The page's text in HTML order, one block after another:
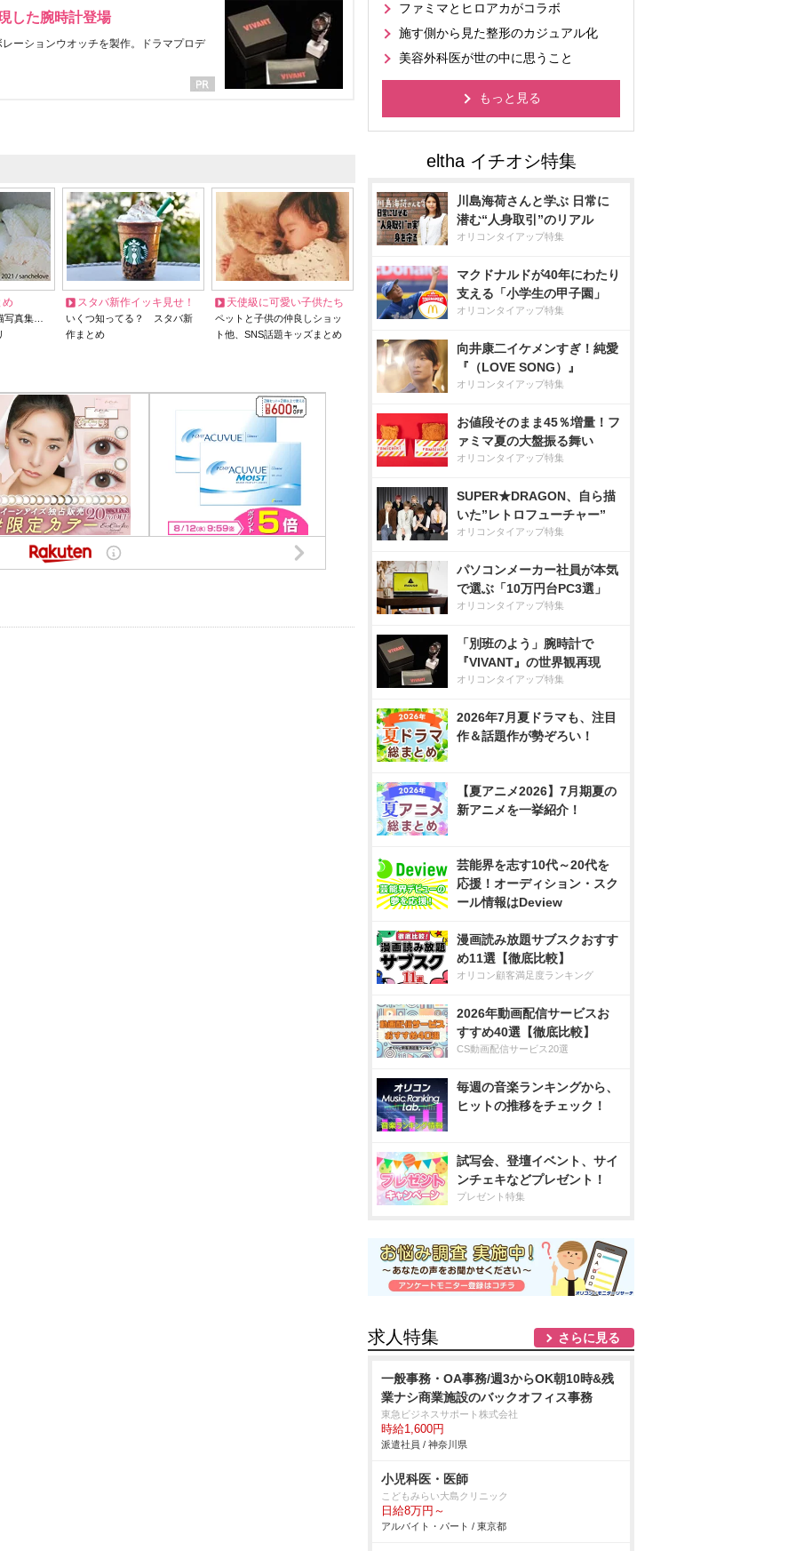
した腕時計登場
ーションウオッチを製作。ドラマプロデ
め
写真集…
スタバ新作イッキ見せ！
いくつ知ってる？ スタバ新
作まとめ
天使級に可愛い子供たち
ペットと子供の仲良しショッ
ト他、SNS話題キッズまとめ
ファミマとヒロアカがコラボ
施す側から見た整形のカジュアル化
美容外科医が世の中に思うこと
もっと見る
川島海荷さんと学ぶ 日常に
潜む“人身取引”のリアル
オリコンタイアップ特集
マクドナルドが40年にわたり
支える「小学生の甲子園」
オリコンタイアップ特集
向井康二イケメンすぎ！純愛
『（LOVE SONG）』
オリコンタイアップ特集
お値段そのまま45％増量！フ
ァミマ夏の大盤振る舞い
オリコンタイアップ特集
SUPER★DRAGON、自ら描
いた”レトロフューチャー”
オリコンタイアップ特集
パソコンメーカー社員が本気
で選ぶ「10万円台PC3選」
オリコンタイアップ特集
「別班のよう」腕時計で
『VIVANT』の世界観再現
オリコンタイアップ特集
2026年7月夏ドラマも、注目
作＆話題作が勢ぞろい！
【夏アニメ2026】7月期夏の
新アニメを一挙紹介！
芸能界を志す10代～20代を
応援！オーディション・スク
ール情報はDeview
漫画読み放題サブスクおすす
め11選【徹底比較】
オリコン顧客満足度ランキング
2026年動画配信サービスお
すすめ40選【徹底比較】
CS動画配信サービス20選
毎週の音楽ランキングから、
ヒットの推移をチェック！
試写会、登壇イベント、サイ
ンチェキなどプレゼント！
プレゼント特集
求人特集 さらに見る
一般事務・OA事務/週3からOK朝10時&残
業ナシ商業施設のバックオフィス事務
東急ビジネスサポート株式会社
時給1,600円
派遣社員 / 神奈川県
小児科医・医師
こどもみらい大島クリニック
日給8万円～
アルバイト・パート / 東京都